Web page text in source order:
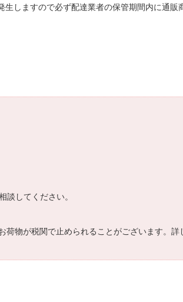
しますので必ず配達業者の保管期間内に通販
してください。
物が税関で止められることがございます。詳